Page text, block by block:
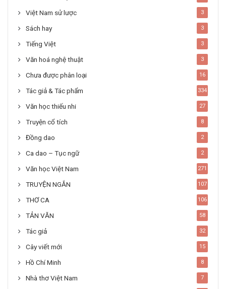
Việt Nam sử lược 3
Sách hay 3
Tiếng Việt 3
Văn hoá nghệ thuật 3
Chưa được phân loại 16
Tác giả & Tác phẩm 334
Văn học thiếu nhi 27
Truyện cổ tích 8
Đồng dao 2
Ca dao – Tục ngữ 2
Văn học Việt Nam 271
TRUYỆN NGẮN 107
THƠ CA 106
TẢN VĂN 58
Tác giả 32
Cây viết mới 15
Hồ Chí Minh 8
Nhà thơ Việt Nam 7